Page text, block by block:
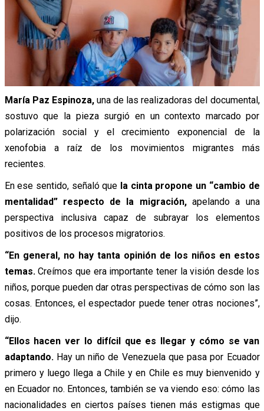
María Paz Espinoza, una de las realizadoras del documental,
sostuvo que la pieza surgió en un contexto marcado por
polarización social y el crecimiento exponencial de la
xenofobia a raíz de los movimientos migrantes más
recientes.
En ese sentido, señaló que la cinta propone un “cambio de
mentalidad” respecto de la migración,apelando a una
perspectiva inclusiva capaz de subrayar los elementos
positivos de los procesos migratorios.
“En general, no hay tanta opinión de los niños en estos
temas. Creímos que era importante tener la visión desde los
niños, porque pueden dar otras perspectivas de cómo son las
cosas. Entonces, el espectador puede tener otras nociones”,
dijo.
“Ellos hacen ver lo difícil que es llegar y cómo se van
adaptando. Hay un niño de Venezuela que pasa por Ecuador
primero y luego llega a Chile y en Chile es muy bienvenido y
en Ecuador no. Entonces, también se va viendo eso: cómo las
nacionalidades en ciertos países tienen más estigmas que